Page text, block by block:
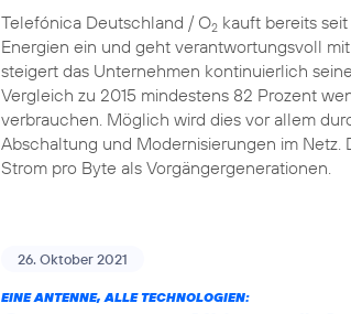
Telefónica Deutschland / O2 kauft bereits
Energien ein und geht verantwortungsvoll
steigert das Unternehmen kontinuierlich
Vergleich zu 2015 mindestens 82 Prozent
verbrauchen. Möglich wird dies vor allem
Abschaltung und Modernisierungen im
Strom pro Byte als Vorgängergenerationen.
26. Oktober 2021
EINE ANTENNE, ALLE TECHNOLOGIEN: